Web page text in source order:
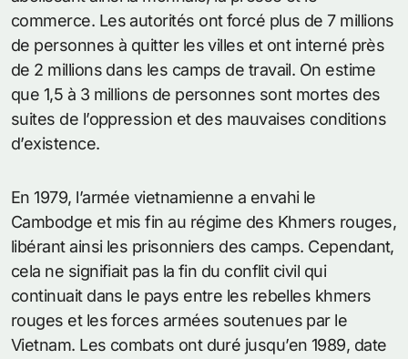
commerce. Les autorités ont forcé plus de 7 millions
de personnes à quitter les villes et ont interné près
de 2 millions dans les camps de travail. On estime
que 1,5 à 3 millions de personnes sont mortes des
suites de l’oppression et des mauvaises conditions
d’existence.
En 1979, l’armée vietnamienne a envahi le
Cambodge et mis fin au régime des Khmers rouges,
libérant ainsi les prisonniers des camps. Cependant,
cela ne signifiait pas la fin du conflit civil qui
continuait dans le pays entre les rebelles khmers
rouges et les forces armées soutenues par le
Vietnam. Les combats ont duré jusqu’en 1989, date